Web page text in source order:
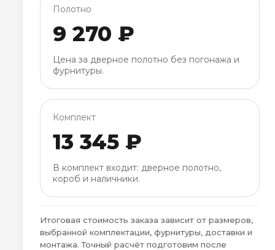
Полотно
9 270 ₽
Цена за дверное полотно без погонажа и
фурнитуры.
Комплект
13 345 ₽
В комплект входит: дверное полотно,
короб и наличники.
Итоговая стоимость заказа зависит от размеров,
выбранной комплектации, фурнитуры, доставки и
монтажа. Точный расчёт подготовим после